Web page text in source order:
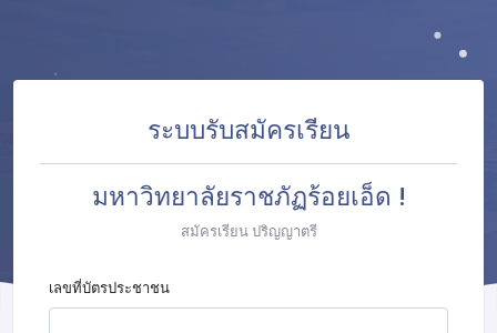
ระบบรับสมัครเรียน
มหาวิทยาลัยราชภัฏร้อยเอ็ด !
สมัครเรียน ปริญญาตรี
เลขที่บัตรประชาชน